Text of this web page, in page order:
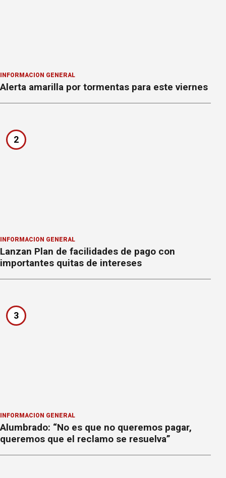
INFORMACION GENERAL
Alerta amarilla por tormentas para este viernes
2
INFORMACION GENERAL
Lanzan Plan de facilidades de pago con
importantes quitas de intereses
3
INFORMACION GENERAL
Alumbrado: “No es que no queremos pagar,
queremos que el reclamo se resuelva”